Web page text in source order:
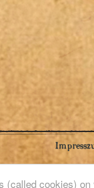
cookies) on